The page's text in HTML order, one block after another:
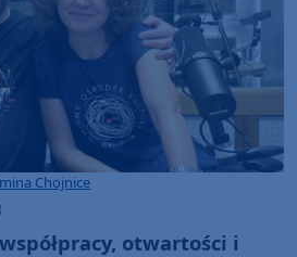
Chojnice
otwartości i